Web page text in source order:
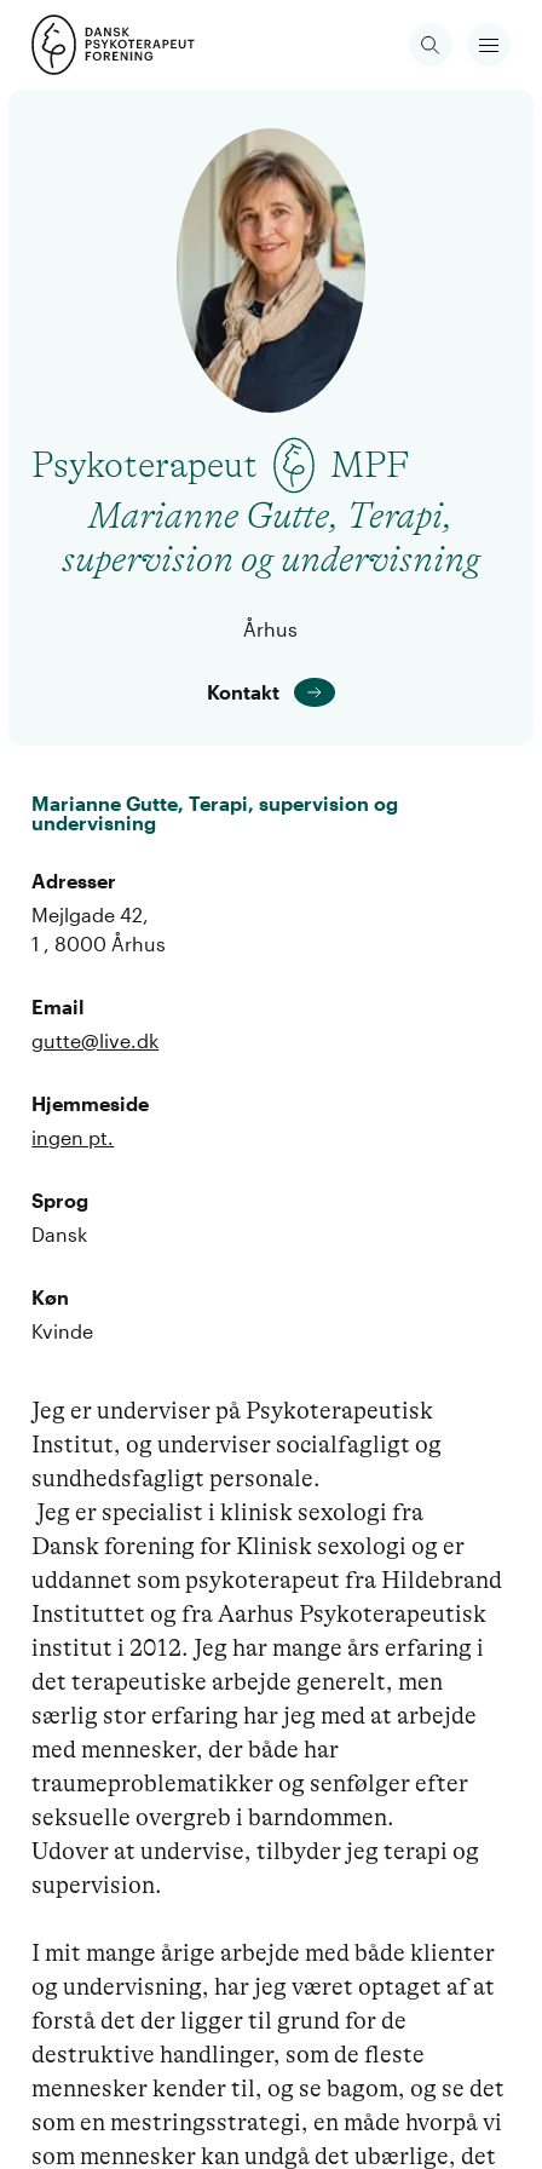
Psykoterapeut
MPF
Marianne Gutte, Terapi,
supervision og undervisning
Århus
Kontakt
Marianne Gutte, Terapi, supervision og
undervisning
Adresser
Mejlgade 42,
1 , 8000 Århus
Email
gutte@live.dk
Hjemmeside
ingen pt.
Sprog
Dansk
Køn
Kvinde
Jeg er underviser på Psykoterapeutisk
Institut, og underviser socialfagligt og
sundhedsfagligt personale.
Dansk forening for Klinisk sexologi og er
uddannet som psykoterapeut fra Hildebrand
Instituttet og fra Aarhus Psykoterapeutisk
institut i 2012. Jeg har mange års erfaring i
det terapeutiske arbejde generelt, men
særlig stor erfaring har jeg med at arbejde
med mennesker, der både har
traumeproblematikker og senfølger efter
seksuelle overgreb i barndommen.
Udover at undervise, tilbyder jeg terapi og
supervision.
I mit mange årige arbejde med både klienter
og undervisning, har jeg været optaget af at
forstå det der ligger til grund for de
destruktive handlinger, som de fleste
mennesker kender til, og se bagom, og se det
som en mestringsstrategi, en måde hvorpå vi
som mennesker kan undgå det ubærlige, det